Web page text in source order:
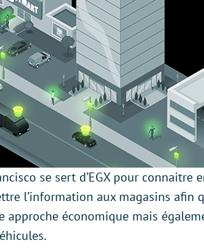
se sert d’EGX pour connaitre
l’information aux magasins afin
approche économique mais